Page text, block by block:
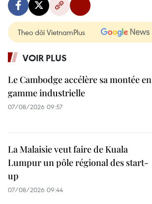
Theo dõi VietnamPlus
VOIR PLUS
Le Cambodge accélère sa montée en
gamme industrielle
07/08/2026 09:57
La Malaisie veut faire de Kuala
Lumpur un pôle régional des start-
up
07/08/2026 09:44